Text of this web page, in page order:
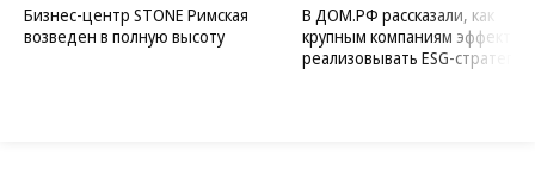
Бизнес-центр STONE Римская
возведен в полную высоту
В ДОМ.РФ рассказали, как
крупным компаниям
реализовывать ESG-стратегию